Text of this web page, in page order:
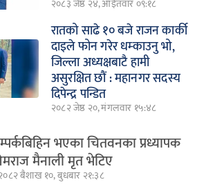
२०८३ जेष्ठ २४, आईतवार ०९:१८
रातको साढे १० बजे राजन कार्की
दाइले फोन गरेर धम्काउनु भो,
जिल्ला अध्यक्षबाटै हामी
असुरक्षित छौं : महानगर सदस्य
दिपेन्द्र पन्डित
२०८२ जेष्ठ २०, मंगलवार १५:४८
भएका चितवनका प्रध्यापक
मैनाली मृत भेटिए
बैशाख १०, बुधबार २१:३८